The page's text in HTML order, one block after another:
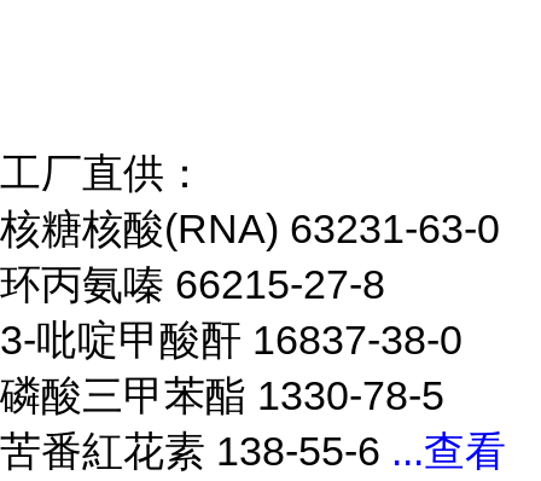
工厂直供：
核糖核酸(RNA) 63231-63-0
环丙氨嗪 66215-27-8
3-吡啶甲酸酐 16837-38-0
磷酸三甲苯酯 1330-78-5
苦番紅花素 138-55-6 ...查看